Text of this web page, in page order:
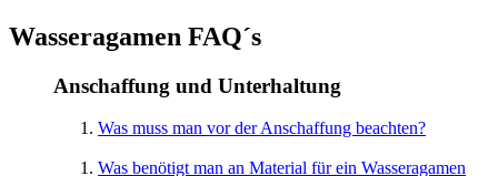
Wasseragamen FAQ´s
Anschaffung und Unterhaltung
Was muss man vor der Anschaffung beachten?
Was benötigt man an Material für ein Wasseragamen